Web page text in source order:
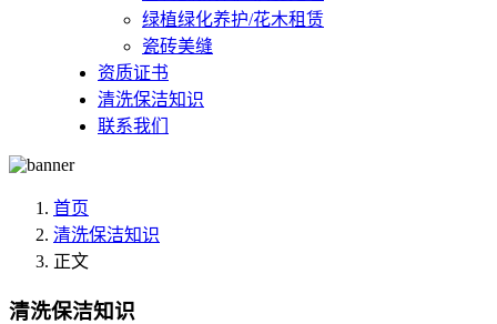
绿植绿化养护/花木租赁
瓷砖美缝
资质证书
清洗保洁知识
联系我们
首页
清洗保洁知识
正文
清洗保洁知识